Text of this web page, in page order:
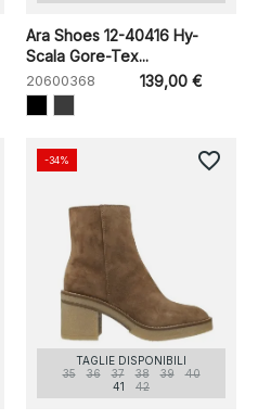
Ara Shoes 12-40416 Hy-
Scala Gore-Tex...
20600368 139,00 €
TAGLIE DISPONIBILI
35
36 37 38 39
40
41
42
-34% favorite_border